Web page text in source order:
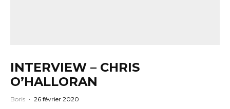
INTERVIEW – CHRIS
O’HALLORAN
Boris · 26 février 2020